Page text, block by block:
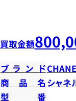
買取金額
ブランド
商品名 シャネ
型番